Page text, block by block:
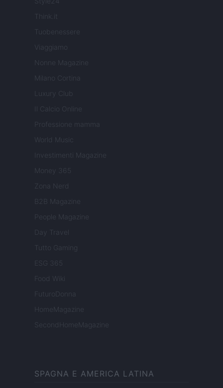
Think.it
Tuobenessere
Viaggiamo
Nonne Magazine
Milano Cortina
Luxury Club
Il Calcio Online
Professione mamma
World Music
Investimenti Magazine
Money 365
Zona Nerd
B2B Magazine
People Magazine
Day Travel
Tutto Gaming
ESG 365
Food Wiki
FuturoDonna
HomeMagazine
SecondHomeMagazine
SPAGNA E AMERICA LATINA